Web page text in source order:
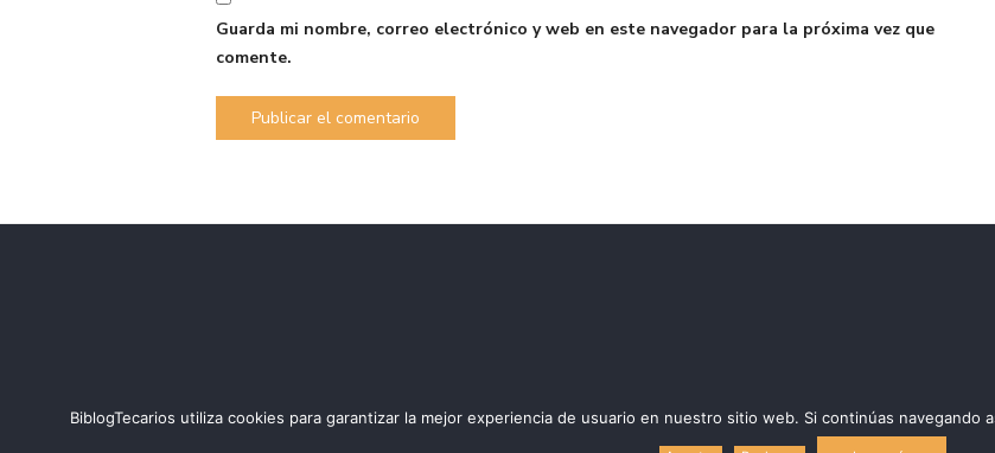
Guarda mi nombre, correo electrónico y web en este navegador para la próxima vez que
comente.
BiblogTecarios utiliza cookies para garantizar la mejor experiencia de usuario en nuestro sitio web. Si continúas